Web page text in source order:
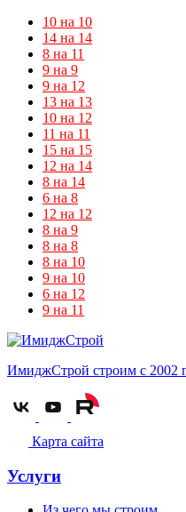
10 на 10
14 на 14
8 на 11
9 на 9
9 на 12
13 на 13
10 на 12
11 на 11
15 на 15
12 на 14
8 на 14
6 на 8
12 на 12
8 на 9
8 на 8
8 на 10
9 на 10
6 на 12
9 на 11
ИмиджСтрой строим с 2002
Карта сайта
Услуги